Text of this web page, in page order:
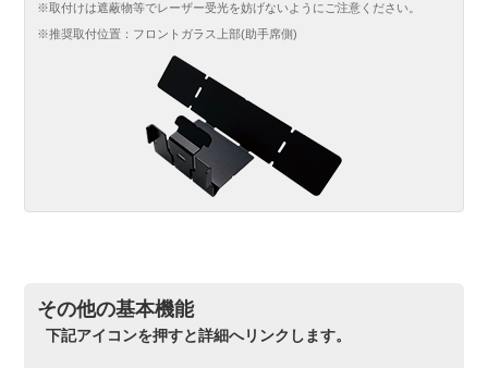
※取付けは遮蔽物等でレーザー受光を妨げないようにご注意ください。
※推奨取付位置：フロントガラス上部(助手席側)
その他の基本機能
下記アイコンを押すと詳細へリンクします。